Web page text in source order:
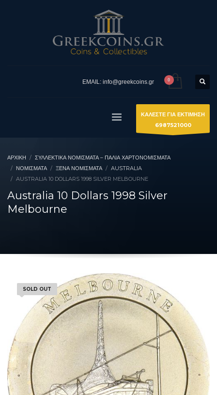
EMAIL: info@greekcoins.gr
ΚΑΛΕΣΤΕ ΓΙΑ ΕΚΤΙΜΗΣΗ
6987521000
ΑΡΧΙΚΉ
ΣΥΛΛΕΚΤΙΚΆ ΝΟΜΊΣΜΑΤΑ – ΠΑΛΙΆ ΧΑΡΤΟΝΟΜΊΣΜΑΤΑ
ΝΟΜΙΣΜΑΤΑ
ΞΈΝΑ ΝΟΜΊΣΜΑΤΑ
AUSTRALIA
AUSTRALIA 10 DOLLARS 1998 SILVER MELBOURNE
Australia 10 Dollars 1998 Silver
Melbourne
SOLD OUT